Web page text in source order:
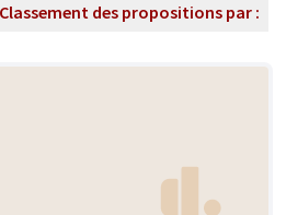
Classement des propositions par :